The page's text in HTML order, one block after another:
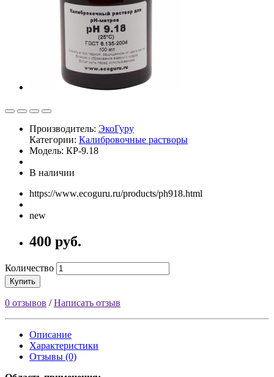
Производитель: ЭкоГуру
Категории: Калибровочные растворы
Модель: КР-9.18
В наличии
https://www.ecoguru.ru/products/ph918.html
new
400 руб.
Количество
Купить
0 отзывов /Написать отзыв
Описание
Характеристики
Отзывы (0)